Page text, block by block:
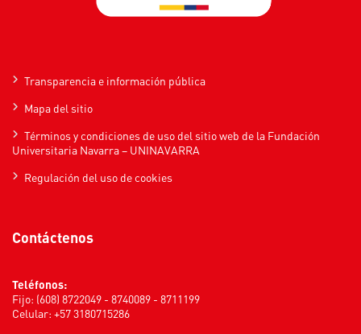
Transparencia e información pública
Mapa del sitio
Términos y condiciones de uso del sitio web de la Fundación
Universitaria Navarra – UNINAVARRA
Regulación del uso de cookies
Contáctenos
Teléfonos:
Fijo: (608) 8722049 - 8740089 - 8711199
Celular: +57 3180715286